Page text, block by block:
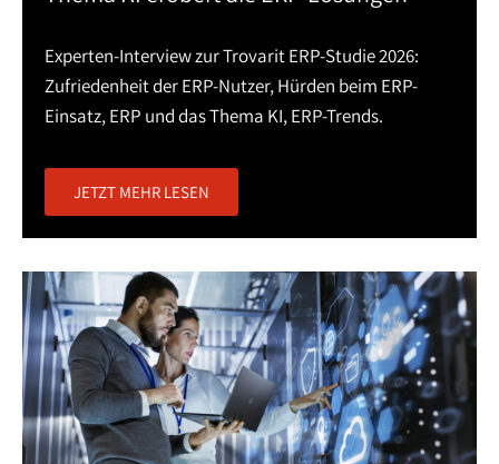
Experten-Interview zur Trovarit ERP-Studie 2026:
Zufriedenheit der ERP-Nutzer, Hürden beim ERP-
Einsatz, ERP und das Thema KI, ERP-Trends.
JETZT MEHR LESEN